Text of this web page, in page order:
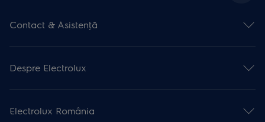
Contact & Asistenţă
Asistenţă online
Asistenţă service
Articole de asistență
Înregistrare produse
Despre Electrolux
Promoţii încheiate
Despre Electrolux
Electrolux România